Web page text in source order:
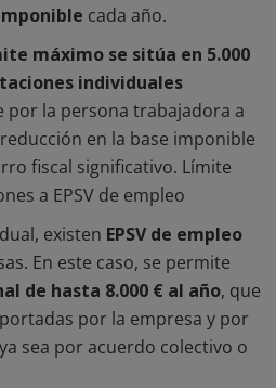
cada año.
máximo se sitúa en 5.000
individuales
por la persona trabajadora a
en la base imponible
fiscal significativo. Límite
a EPSV de empleo
existen EPSV de empleo
En este caso, se permite
de hasta 8.000 € al año, que
por la empresa y por
sea por acuerdo colectivo o